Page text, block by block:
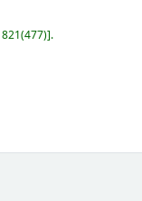
821(477) .